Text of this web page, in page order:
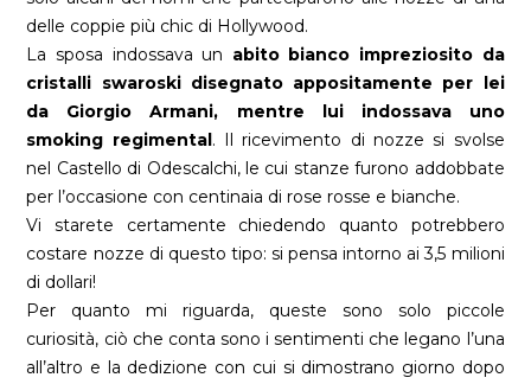
delle coppie più chic di Hollywood.
La sposa indossava un abito bianco impreziosito da
cristalli swaroski disegnato appositamente per lei
da Giorgio Armani, mentre lui indossava uno
smoking regimental. Il ricevimento di nozze si svolse
nel Castello di Odescalchi, le cui stanze furono addobbate
per l’occasione con centinaia di rose rosse e bianche.
Vi starete certamente chiedendo quanto potrebbero
costare nozze di questo tipo: si pensa intorno ai 3,5 milioni
di dollari!
Per quanto mi riguarda, queste sono solo piccole
curiosità, ciò che conta sono i sentimenti che legano l’una
all’altro e la dedizione con cui si dimostrano giorno dopo